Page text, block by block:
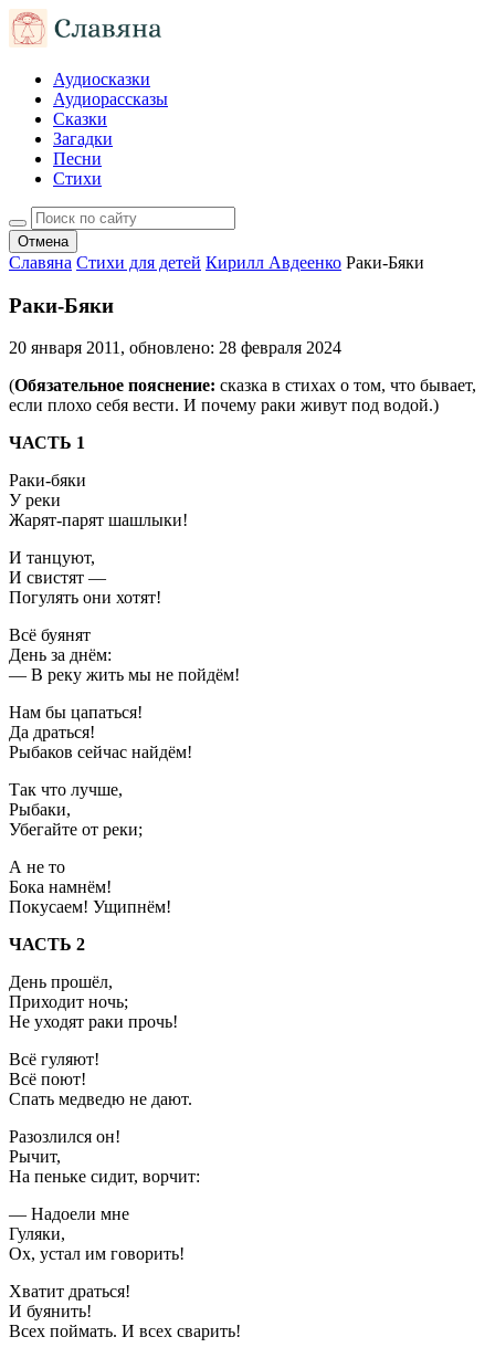
Аудиосказки
Аудиорассказы
Сказки
Загадки
Песни
Стихи
Отмена
Славяна Стихи для детей Кирилл Авдеенко Раки-Бяки
Раки-Бяки
20 января 2011, обновлено: 28 февраля 2024
(Обязательное пояснение: сказка в стихах о том, что бывает,
если плохо себя вести. И почему раки живут под водой.)
ЧАСТЬ 1
Раки-бяки
У реки
Жарят-парят шашлыки!
И танцуют,
И свистят —
Погулять они хотят!
Всё буянят
День за днём:
— В реку жить мы не пойдём!
Нам бы цапаться!
Да драться!
Рыбаков сейчас найдём!
Так что лучше,
Рыбаки,
Убегайте от реки;
А не то
Бока намнём!
Покусаем! Ущипнём!
ЧАСТЬ 2
День прошёл,
Приходит ночь;
Не уходят раки прочь!
Всё гуляют!
Всё поют!
Спать медведю не дают.
Разозлился он!
Рычит,
На пеньке сидит, ворчит:
— Надоели мне
Гуляки,
Ох, устал им говорить!
Хватит драться!
И буянить!
Всех поймать. И всех сварить!